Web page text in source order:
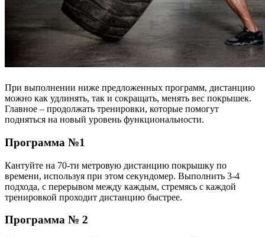
При выполнении ниже предложенных программ, дистанцию
можно как удлинять, так и сокращать, менять вес покрышек.
Главное – продолжать тренировки, которые помогут
подняться на новый уровень функциональности.
Программа №1
Кантуйте на 70-ти метровую дистанцию покрышку по
времени, используя при этом секундомер. Выполнить 3-4
подхода, с перерывом между каждым, стремясь с каждой
тренировкой проходит дистанцию быстрее.
Программа № 2